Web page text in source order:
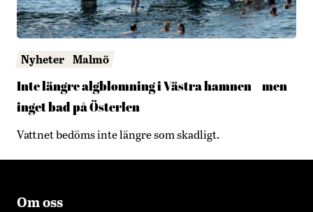
Nyheter Malmö
Inte längre algblomning i Västra hamnen – men
inget bad på Österlen
Vattnet bedöms inte längre som skadligt.
Om oss